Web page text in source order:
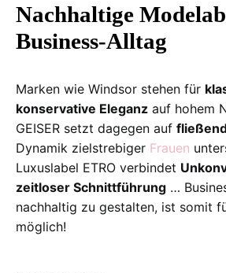
Nachhaltige
Business-Alltag
Marken wie Windsor stehen für
konservative Eleganz auf hohem
GEISER setzt dagegen auf
Dynamik zielstrebiger Frauen
Luxuslabel ETRO verbindet
zeitloser Schnittführung …
nachhaltig zu gestalten, ist somit
möglich!